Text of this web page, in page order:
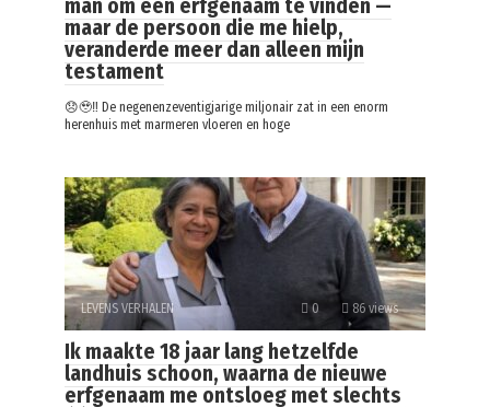
man om een erfgenaam te vinden —
maar de persoon die me hielp,
veranderde meer dan alleen mijn
testament
😞🥹‼️ De negenenzeventigjarige miljonair zat in een enorm
herenhuis met marmeren vloeren en hoge
LEVENS VERHALEN 0 86 views
Ik maakte 18 jaar lang hetzelfde
landhuis schoon, waarna de nieuwe
erfgenaam me ontsloeg met slechts